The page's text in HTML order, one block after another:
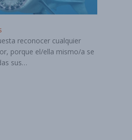
reconocer cualquier
porque el/ella mismo/a se
sus…